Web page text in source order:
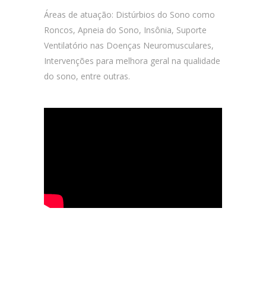
Áreas de atuação: Distúrbios do Sono como
Roncos, Apneia do Sono, Insônia, Suporte
Ventilatório nas Doenças Neuromusculares,
Intervenções para melhora geral na qualidade
do sono, entre outras.